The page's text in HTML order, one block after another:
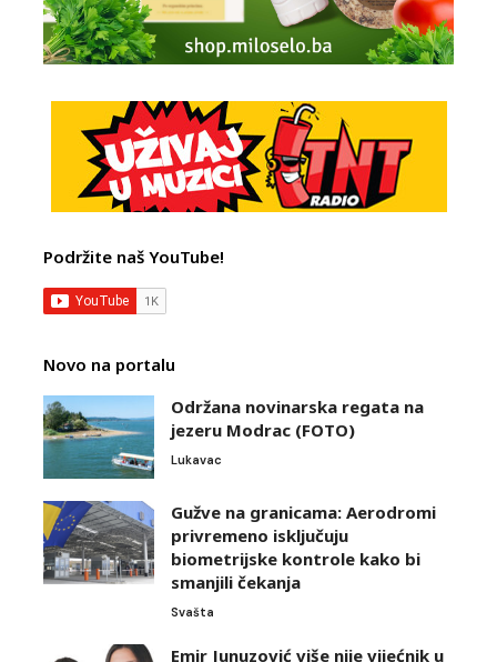
Podržite naš YouTube!
Novo na portalu
Održana novinarska regata na
jezeru Modrac (FOTO)
Lukavac
Gužve na granicama: Aerodromi
privremeno isključuju
biometrijske kontrole kako bi
smanjili čekanja
Svašta
Emir Junuzović više nije vijećnik u